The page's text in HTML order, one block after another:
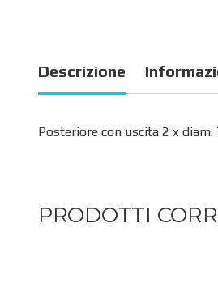
Descrizione
Posteriore con uscita 2 x diam.
PRODOTTI